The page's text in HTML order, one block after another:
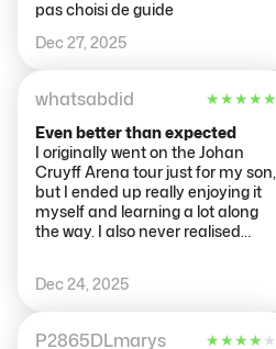
pas choisi de guide
Dec 27, 2025
whatsabdid ★★★★★
Even better than expected
I originally went on the Johan
Cruyff Arena tour just for my son,
but I ended up really enjoying it
myself and learning a lot along
the way. I also never realised
Tijn (not sure if the spelling is
correct), was excellent. He was
friendly, knowledgeable, and
Dec 24, 2025
P2865DLmarys ★★★★ ★